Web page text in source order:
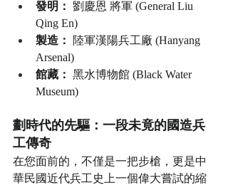
發明： 劉慶恩 將軍 (General Liu
Qing En)
製造：
陸軍漢陽兵工廠 (Hanyang
Arsenal)
館藏： 黑水博物館 (Black Water
Museum)
劃時代的先驅：一段未竟的國造兵
工傳奇
在您面前的，不僅是一把步槍，更是中
華民國近代兵工史上一個偉大嘗試的縮